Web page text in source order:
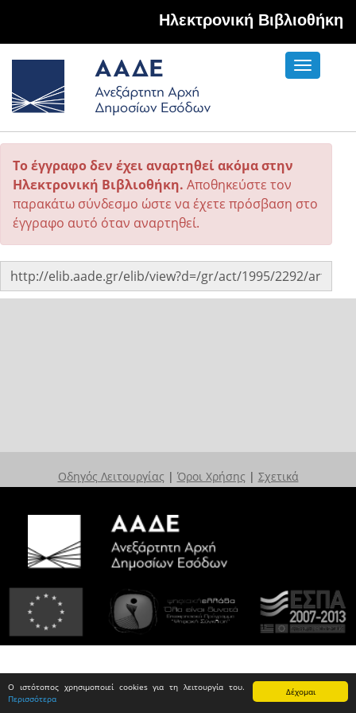
Δέχομαι
Ο ιστότοπος χρησιμοποιεί cookies για τη λειτουργία του.
Περισσότερα
Hλεκτρονική Βιβλιοθήκη
Toggle
Το έγγραφο δεν έχει αναρτηθεί ακόμα στην
Ηλεκτρονική Βιβλιοθήκη. Αποθηκεύστε τον
παρακάτω σύνδεσμο ώστε να έχετε πρόσβαση στο
έγγραφο αυτό όταν αναρτηθεί.
Οδηγός Λειτουργίας | Όροι Χρήσης | Σχετικά